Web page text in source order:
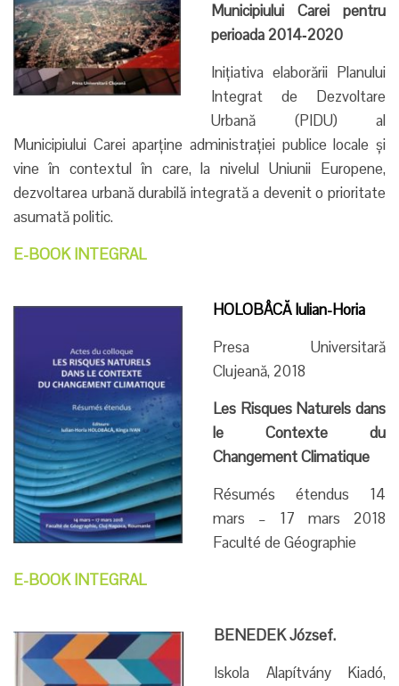
Municipiului Carei pentru
perioada 2014‐2020
Inițiativa elaborării Planului
Integrat de Dezvoltare
Urbană (PIDU) al
Municipiului Carei aparține administrației publice locale și
vine în contextul în care, la nivelul Uniunii Europene,
dezvoltarea urbană durabilă integrată a devenit o prioritate
asumată politic.
E-BOOK INTEGRAL
HOLOBÂCĂ Iulian-Horia
Presa Universitară
Clujeană, 2018
Les Risques Naturels dans
le Contexte du
Changement Climatique
Résumés étendus 14
mars – 17 mars 2018
Faculté de Géographie
E-BOOK INTEGRAL
BENEDEK József.
Iskola Alapítvány Kiadó,